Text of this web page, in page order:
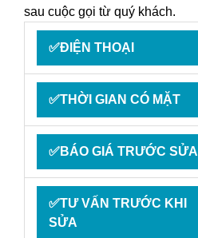
sau cuộc gọi từ quý khách.
✅ĐIỆN THOẠI
✅THỜI GIAN CÓ MẶT
✅BÁO GIÁ TRƯỚC SỬA
✅TƯ VẤN TRƯỚC KHI
SỬA